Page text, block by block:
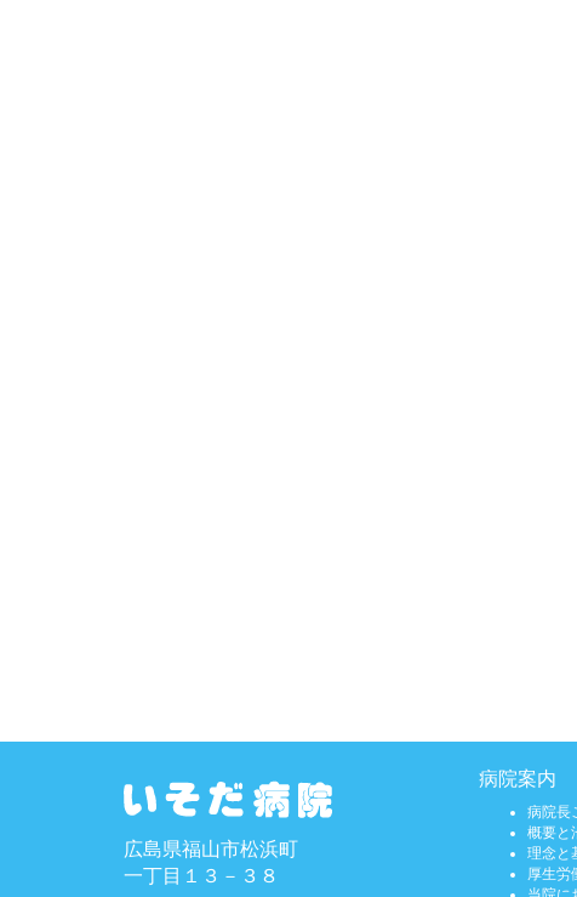
広島県福山市松浜町
一丁目１３－３８
病院案内
病院長
概要と
理念と
厚生労